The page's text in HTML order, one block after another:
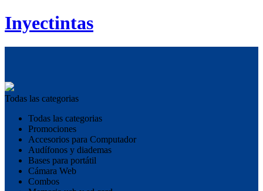
Inyectintas
Todas las categorias
Todas las categorias
Promociones
Accesorios para Computador
Audífonos y diademas
Bases para portátil
Cámara Web
Combos